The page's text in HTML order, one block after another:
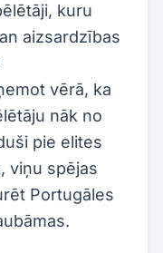
kuru
aizsardzības
vērā, ka
nāk no
pie elites
viņu spējas
Portugāles